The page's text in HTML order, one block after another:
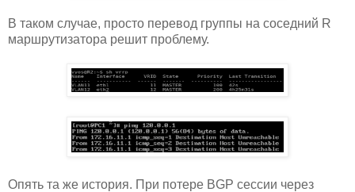
В таком случае, просто перевод группы на соседний R
маршрутизатора решит проблему.
Опять та же история. При потере BGP сессии через